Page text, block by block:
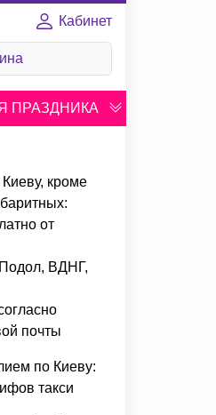
Кабинет
ПРАЗДНИКА
кроме
от
ВДНГ,
почты
по Киеву:
такси